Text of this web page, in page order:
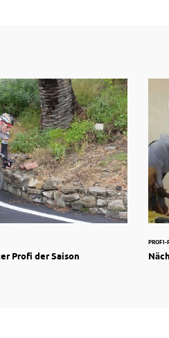
Profi der Saison
PROFI-